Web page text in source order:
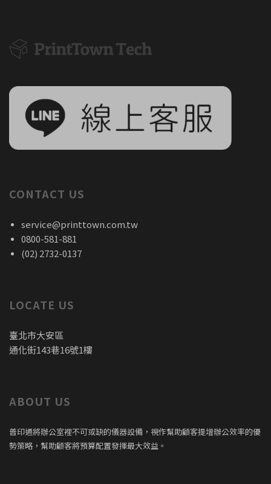
CONTACT US
service@printtown.com.tw
0800-581-881
(02) 2732-0137
LOCATE US
臺北市大安區
通化街143巷16號1樓
ABOUT US
普印通將辦公室裡不可或缺的儀器設備，視作幫助顧客提增辦公效率的優
勢策略，幫助顧客將預算配置發揮最大效益。